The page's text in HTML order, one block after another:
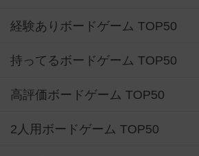
経験ありボードゲーム TOP50
持ってるボードゲーム TOP50
高評価ボードゲーム TOP50
2人用ボードゲーム TOP50